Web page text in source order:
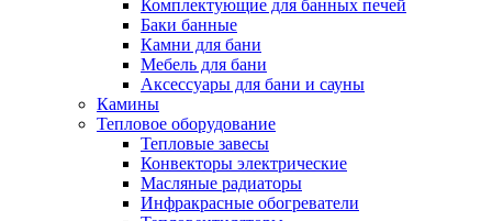
Комплектующие для банных печей
Баки банные
Камни для бани
Мебель для бани
Аксессуары для бани и сауны
Камины
Тепловое оборудование
Тепловые завесы
Конвекторы электрические
Масляные радиаторы
Инфракрасные обогреватели